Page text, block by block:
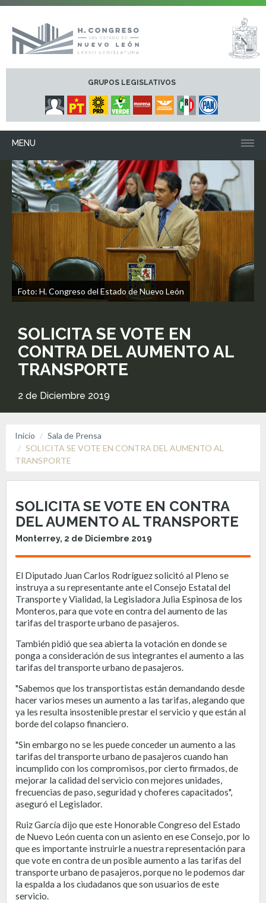
GRUPOS LEGISLATIVOS
MENU
Foto: H. Congreso del Estado de Nuevo León
SOLICITA SE VOTE EN
CONTRA DEL AUMENTO AL
TRANSPORTE
2 de Diciembre 2019
Inicio
Sala de Prensa
SOLICITA SE VOTE EN CONTRA DEL AUMENTO AL
TRANSPORTE
SOLICITA SE VOTE EN CONTRA
DEL AUMENTO AL TRANSPORTE
Monterrey, 2 de Diciembre 2019
El Diputado Juan Carlos Rodríguez solicitó al Pleno se
instruya a su representante ante el Consejo Estatal del
Transporte y Vialidad, la Legisladora Julia Espinosa de los
Monteros, para que vote en contra del aumento de las
tarifas del trasporte urbano de pasajeros.
También pidió que sea abierta la votación en donde se
ponga a consideración de sus integrantes el aumento a las
tarifas del transporte urbano de pasajeros.
"Sabemos que los transportistas están demandando desde
hacer varios meses un aumento a las tarifas, alegando que
ya les resulta insostenible prestar el servicio y que están al
borde del colapso financiero.
"Sin embargo no se les puede conceder un aumento a las
tarifas del transporte urbano de pasajeros cuando han
incumplido con los compromisos, por cierto firmados, de
mejorar la calidad del servicio con mejores unidades,
frecuencias de paso, seguridad y choferes capacitados",
aseguró el Legislador.
Ruiz García dijo que este Honorable Congreso del Estado
de Nuevo León cuenta con un asiento en ese Consejo, por lo
que es importante instruirle a nuestra representación para
que vote en contra de un posible aumento a las tarifas del
transporte urbano de pasajeros, porque no le podemos dar
la espalda a los ciudadanos que son usuarios de este
servicio.